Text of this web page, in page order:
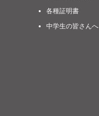
各種証明書
中学生の皆さんへ